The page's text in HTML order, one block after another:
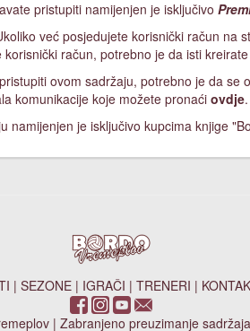
pristupiti namijenjen je isključivo
već posjedujete korisnički račun na
korisnički račun, potrebno je da isti kreirate
ovom sadržaju, potrebno je da
komunikacije koje možete pronaći ovdje.
namijenjen je isključivo kupcima knjige
| SEZONE| IGRAČI | TRENERI |
| Zabranjeno preuzimanje